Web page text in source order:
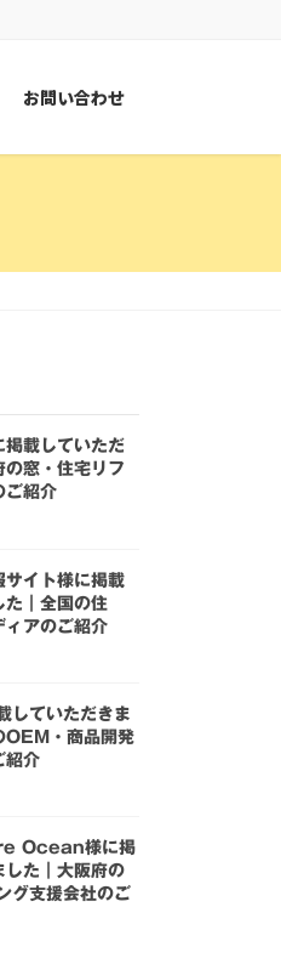
お問い合わせ
掲載していただ
の窓・住宅リフ
ご紹介
サイト様に掲載
た｜全国の住
ィアのご紹介
していただきま
OEM・商品開発
紹介
Ocean様に掲
した｜大阪府の
グ支援会社のご